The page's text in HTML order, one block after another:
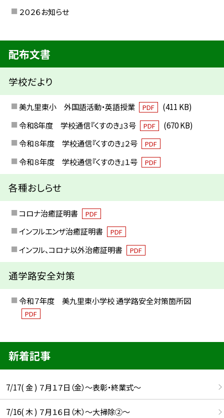
２０２６お知らせ
配布文書
学校だより
美九里東小 外国語活動・英語授業 PDF
(411 KB)
令和8年度 学校通信『くすのき』３号
PDF
(670 KB)
令和８年度 学校通信『くすのき』２号
PDF
令和８年度 学校通信『くすのき』１号 PDF
各種おしらせ
コロナ治癒証明書 PDF
インフルエンザ治癒証明書 PDF
インフル、コロナ以外治癒証明書 PDF
通学路安全対策
令和７年度 美九里東小学校 通学路安全対策箇所図
PDF
新着記事
7/17( 金 ) ７月１７日（金）～表彰・終業式～
7/16( 木 ) ７月１６日（木）～大掃除②～